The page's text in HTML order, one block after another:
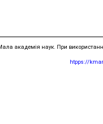
академія наук. При
htpps://